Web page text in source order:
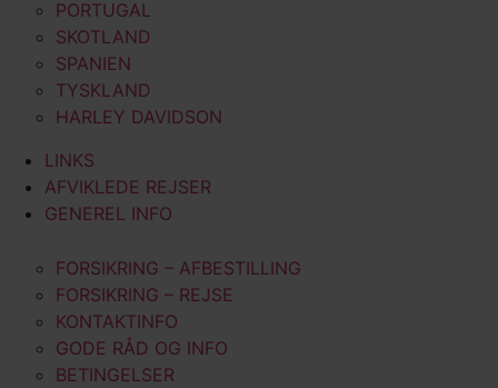
PORTUGAL
SKOTLAND
SPANIEN
TYSKLAND
HARLEY DAVIDSON
LINKS
AFVIKLEDE REJSER
GENEREL INFO
FORSIKRING – AFBESTILLING
FORSIKRING – REJSE
KONTAKTINFO
GODE RÅD OG INFO
BETINGELSER